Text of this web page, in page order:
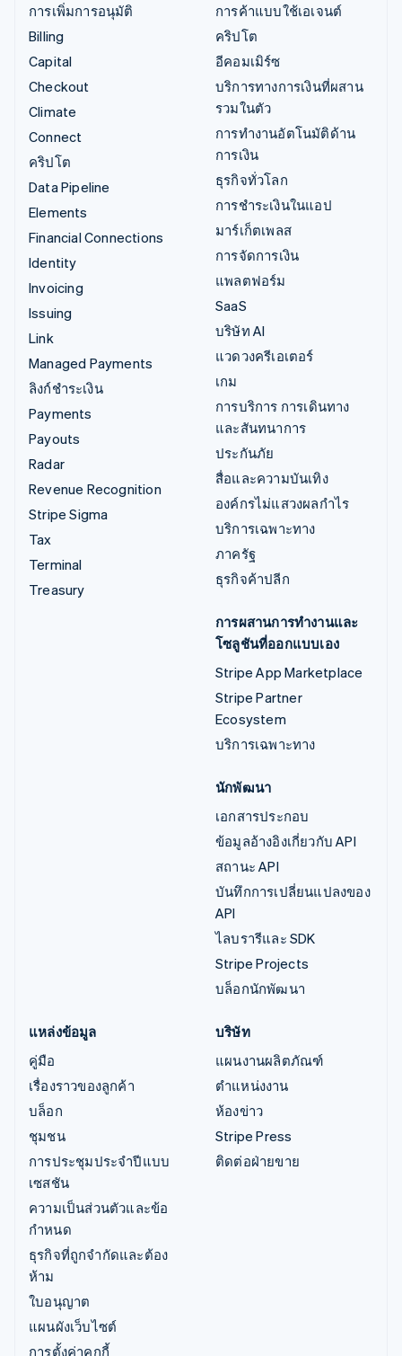
การเพิ่มการอนุมัติ
Billing
Capital
Checkout
Climate
Connect
คริปโต
Data Pipeline
Elements
Financial Connections
Identity
Invoicing
Issuing
Link
Managed Payments
ลิงก์ชำระเงิน
Payments
Payouts
Radar
Revenue Recognition
Stripe Sigma
Tax
Terminal
Treasury
การค้าแบบใช้เอเจนต์
คริปโต
อีคอมเมิร์ซ
บริการทางการเงินที่ผสาน
รวมในตัว
การทำงานอัตโนมัติด้าน
การเงิน
ธุรกิจทั่วโลก
การชำระเงินในแอป
มาร์เก็ตเพลส
การจัดการเงิน
แพลตฟอร์ม
SaaS
บริษัท AI
แวดวงครีเอเตอร์
เกม
การบริการ การเดินทาง
และสันทนาการ
ประกันภัย
สื่อและความบันเทิง
องค์กรไม่แสวงผลกำไร
บริการเฉพาะทาง
ภาครัฐ
ธุรกิจค้าปลีก
การผสานการทำงานและ
โซลูชันที่ออกแบบเอง
Stripe App Marketplace
Stripe Partner
Ecosystem
บริการเฉพาะทาง
นักพัฒนา
เอกสารประกอบ
ข้อมูลอ้างอิงเกี่ยวกับ API
สถานะ API
บันทึกการเปลี่ยนแปลงของ
API
ไลบรารีและ SDK
Stripe Projects
บล็อกนักพัฒนา
แหล่งข้อมูล
คู่มือ
เรื่องราวของลูกค้า
บล็อก
ชุมชน
การประชุมประจำปีแบบ
เซสชัน
ความเป็นส่วนตัวและข้อ
กำหนด
ธุรกิจที่ถูกจำกัดและต้อง
ห้าม
ใบอนุญาต
แผนผังเว็บไซต์
การตั้งค่าคุกกี้
บริษัท
แผนงานผลิตภัณฑ์
ตำแหน่งงาน
ห้องข่าว
Stripe Press
ติดต่อฝ่ายขาย